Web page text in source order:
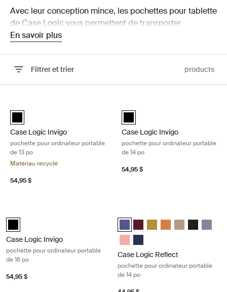
Avec leur conception mince, les pochettes pour tablette
de Case Logic vous permettent de transporter
facilement votre ordinateur portable. Vous pouvez
En savoir plus
Filtrer et trier products
black (selected)
Case Logic Invigo
pochette pour ordinateur portable
de 13 po
Matériau recyclé
54,95 $
black (selected)
Case Logic Invigo
pochette pour ordinateur portable
de 14 po
54,95 $
black (selected)
Case Logic Invigo
pochette pour ordinateur portable
de 16 po
54,95 $
Case Logic Reflect 14" Laptop
Case Logic Reflect 14"
Case Logic Reflect 14"
Case Logic Reflect
Case Logic
Case Logic
Case
Case Logic Reflect 14" Laptop
Case Logic Reflect 14"
Case Logic Reflect
pochette pour ordinateur portable
de 14 po